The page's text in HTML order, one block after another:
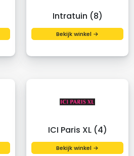
Intratuin (8)
Bekijk winkel →
ICI Paris XL (4)
Bekijk winkel →